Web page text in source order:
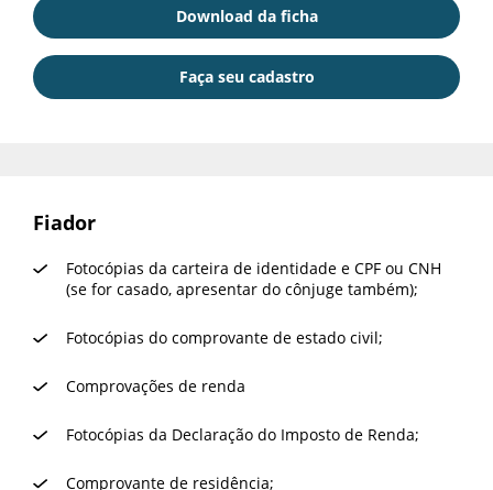
Download da ficha
Download da ficha
Faça seu cadastro
Fiador
Fotocópias da carteira de identidade e CPF ou CNH
(se for casado, apresentar do cônjuge também);
Fotocópias do comprovante de estado civil;
Comprovações de renda
Fotocópias da Declaração do Imposto de Renda;
Comprovante de residência;
Preencha seu e-mail: *
Venda:
Locação: